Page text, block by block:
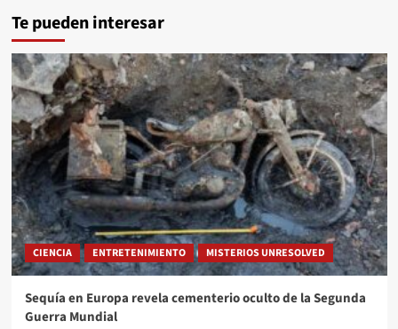
Te pueden interesar
CIENCIA ENTRETENIMIENTO MISTERIOS UNRESOLVED
Sequía en Europa revela cementerio oculto de la Segunda
Guerra Mundial